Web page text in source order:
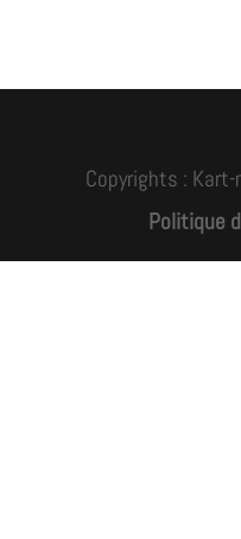
Copyrights : Kart-
Politique